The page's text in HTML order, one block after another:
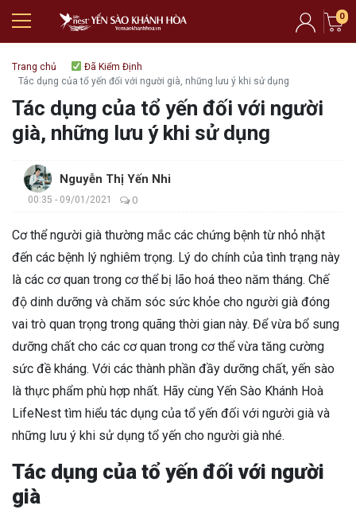
0
Trang chủ
Đã Kiểm Định
Tác dụng của tổ yến đối với người già, những lưu ý khi sử dụng
Tác dụng của tổ yến đối với người
già, những lưu ý khi sử dụng
Nguyễn Thị Yến Nhi
00:35 - 09/01/2021 0
Cơ thể người già thường mắc các chứng bệnh từ nhỏ nhặt
đến các bệnh lý nghiêm trọng. Lý do chính của tình trạng này
là các cơ quan trong cơ thể bị lão hoá theo năm tháng. Chế
độ dinh dưỡng và chăm sóc sức khỏe cho người già đóng
vai trò quan trọng trong quãng thời gian này. Để vừa bổ sung
dưỡng chất cho các cơ quan trong cơ thể vừa tăng cường
sức đề kháng. Với các thành phần đầy dưỡng chất, yến sào
là thực phẩm phù hợp nhất. Hãy cùng Yến Sào Khánh Hoà
LifeNest tìm hiểu tác dụng của tổ yến đối với người già và
những lưu ý khi sử dụng tổ yến cho người già nhé.
Tác dụng của tổ yến đối với người
già